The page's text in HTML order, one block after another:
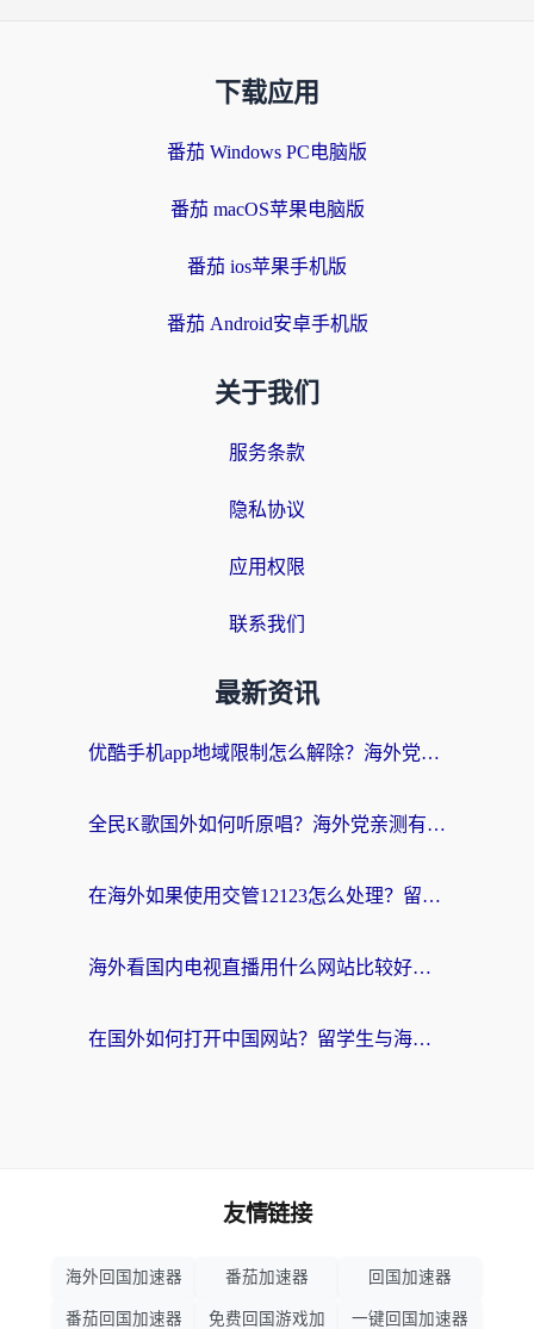
下载应用
番茄 Windows PC电脑版
番茄 macOS苹果电脑版
番茄 ios苹果手机版
番茄 Android安卓手机版
关于我们
服务条款
隐私协议
应用权限
联系我们
最新资讯
优酷手机app地域限制怎么解除？海外党亲测有效的追剧方案
全民K歌国外如何听原唱？海外党亲测有效的回国加速器选择指南
在海外如果使用交管12123怎么处理？留学生亲测有效的回国加速方案
海外看国内电视直播用什么网站比较好？一篇解决你所有追剧难题的实用指南
在国外如何打开中国网站？留学生与海外华人的无缝访问指南
友情链接
海外回国加速器 番茄加速器 回国加速器
番茄回国加速器 免费回国游戏加 一键回国加速器